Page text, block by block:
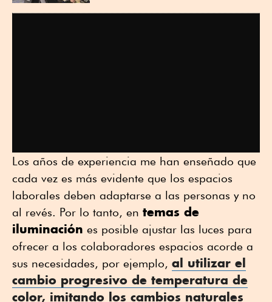
Los años de experiencia me han enseñado que
cada vez es más evidente que los espacios
laborales deben adaptarse a las personas y no
al revés. Por lo tanto, en temas de
iluminación es posible ajustar las luces para
ofrecer a los colaboradores espacios acorde a
sus necesidades, por ejemplo, al utilizar el
cambio progresivo de temperatura de
color, imitando los cambios naturales